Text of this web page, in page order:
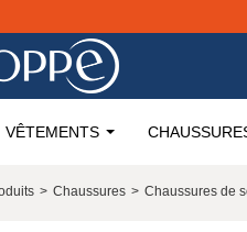
VÊTEMENTS
> Chaussures > Chaussures de